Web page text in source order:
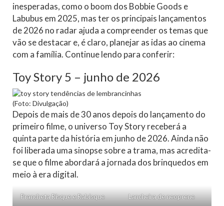
inesperadas, como o boom dos Bobbie Goods e
Labubus em 2025, mas ter os principais lançamentos
de 2026 no radar ajuda a compreender os temas que
vão se destacar e, é claro, planejar as idas ao cinema
com a família. Continue lendo para conferir:
Toy Story 5 – junho de 2026
(Foto: Divulgação)
Depois de mais de 30 anos depois do lançamento do
primeiro filme, o universo Toy Story receberá a
quinta parte da história em junho de 2026. Ainda não
foi liberada uma sinopse sobre a trama, mas acredita-
se que o filme abordará a jornada dos brinquedos em
meio à era digital.
Prancheta Risque e Rabisque Lancheira de neoprene